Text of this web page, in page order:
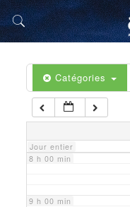
Catégories
Jour entier
5 h 00 min
6 h 00 min
7 h 00 min
8 h 00 min
9 h 00 min